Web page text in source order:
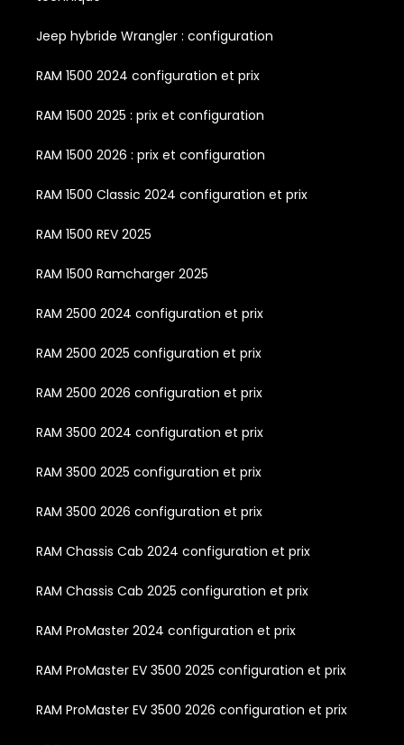
Jeep hybride Wrangler : configuration
RAM 1500 2024 configuration et prix
RAM 1500 2025 : prix et configuration
RAM 1500 2026 : prix et configuration
RAM 1500 Classic 2024 configuration et prix
RAM 1500 REV 2025
RAM 1500 Ramcharger 2025
RAM 2500 2024 configuration et prix
RAM 2500 2025 configuration et prix
RAM 2500 2026 configuration et prix
RAM 3500 2024 configuration et prix
RAM 3500 2025 configuration et prix
RAM 3500 2026 configuration et prix
RAM Chassis Cab 2024 configuration et prix
RAM Chassis Cab 2025 configuration et prix
RAM ProMaster 2024 configuration et prix
RAM ProMaster EV 3500 2025 configuration et prix
RAM ProMaster EV 3500 2026 configuration et prix